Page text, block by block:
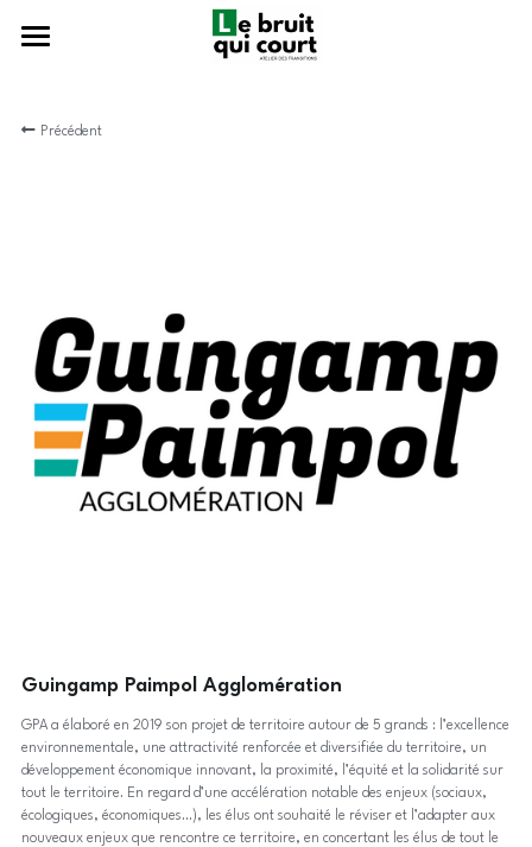
Nous rejoindre ?
Un café ?
Précédent
Guingamp Paimpol Agglomération
GPA a élaboré en 2019 son projet de territoire autour de 5 grands : l’excellence
environnementale, une attractivité renforcée et diversifiée du territoire, un
développement économique innovant, la proximité, l’équité et la solidarité sur
tout le territoire. En regard d’une accélération notable des enjeux (sociaux,
écologiques, économiques…), les élus ont souhaité le réviser et l’adapter aux
nouveaux enjeux que rencontre ce territoire, en concertant les élus de tout le